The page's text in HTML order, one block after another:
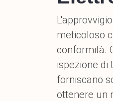
meticoloso
conformità.
ispezione di
forniscano
ottenere un